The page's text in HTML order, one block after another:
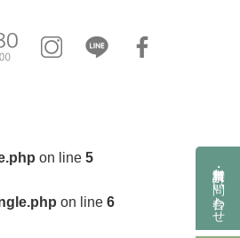
資料請求・お問い合わせ
on line 5
on line 6